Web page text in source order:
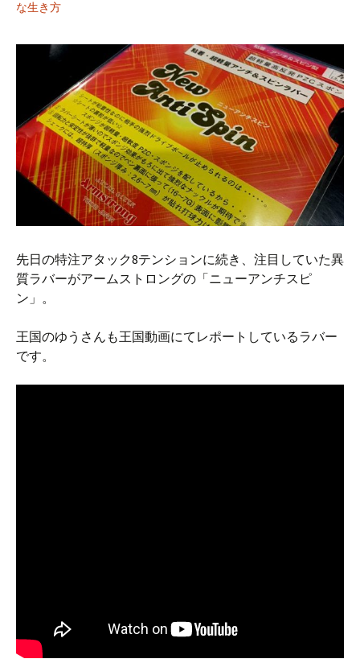
な生き方
先日の特注アタック8テンションに続き、注目していた異
質ラバーがアームストロングの「ニューアンチスピ
ン」。
王国のゆうさんも王国動画にてレポートしているラバー
です。